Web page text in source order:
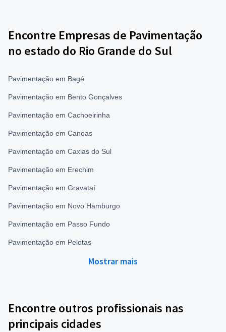
Encontre Empresas de Pavimentação
no estado do Rio Grande do Sul
Pavimentação em Bagé
Pavimentação em Bento Gonçalves
Pavimentação em Cachoeirinha
Pavimentação em Canoas
Pavimentação em Caxias do Sul
Pavimentação em Erechim
Pavimentação em Gravataí
Pavimentação em Novo Hamburgo
Pavimentação em Passo Fundo
Pavimentação em Pelotas
Mostrar mais
Encontre outros profissionais nas
principais cidades